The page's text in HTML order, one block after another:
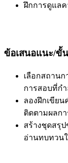
ฝึกการดูแล
ข้อเสนอแนะ/ขั้
เลือกสถาน
การสอบที่กำ
ลองฝึกเขีย
ติดตามผลก
สร้างชุดสรุ
อ่านทบทวน